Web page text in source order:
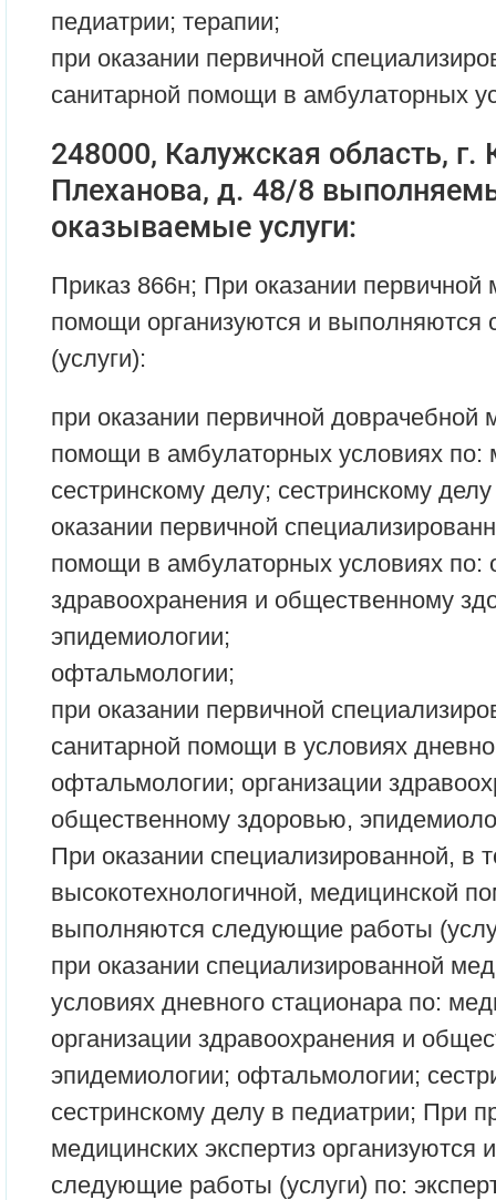
педиатрии; терапии;
при оказании первичной
санитарной помощи в амбулаторных
248000, Калужская область, г.
Плеханова, д. 48/8
оказываемые услуги:
Приказ 866н; При оказании первичной
помощи организуются и
(услуги):
при оказании первичной доврачебной
помощи в амбулаторных условиях по:
сестринскому делу; сестринскому
оказании первичной
помощи в амбулаторных условиях по:
здравоохранения и общественному
эпидемиологии;
офтальмологии;
при оказании первичной
санитарной помощи в условиях
офтальмологии; организации
общественному здоровью,
При оказании специализированной, в
высокотехнологичной, медицинской
выполняются следующие работы
при оказании специализированной
условиях дневного стационара по:
организации здравоохранения и
эпидемиологии; офтальмологии;
сестринскому делу в педиатрии; При
медицинских экспертиз организуются
следующие работы (услуги) по: